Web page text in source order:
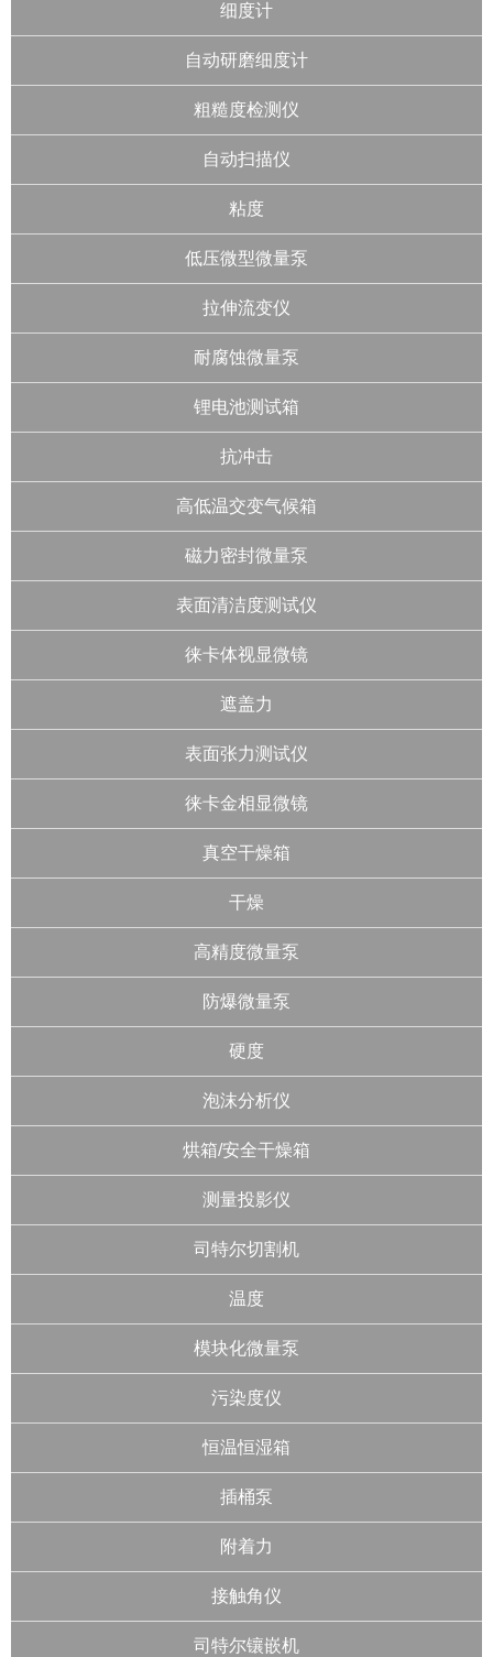
细度计
自动研磨细度计
粗糙度检测仪
自动扫描仪
粘度
低压微型微量泵
拉伸流变仪
耐腐蚀微量泵
锂电池测试箱
抗冲击
高低温交变气候箱
磁力密封微量泵
表面清洁度测试仪
徕卡体视显微镜
遮盖力
表面张力测试仪
徕卡金相显微镜
真空干燥箱
干燥
高精度微量泵
防爆微量泵
硬度
泡沫分析仪
烘箱/安全干燥箱
测量投影仪
司特尔切割机
温度
模块化微量泵
污染度仪
恒温恒湿箱
插桶泵
附着力
接触角仪
司特尔镶嵌机